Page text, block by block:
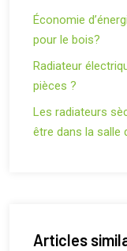
Économie
pour le bois?
Radiateur
pièces ?
Les radiateurs
être dans la salle
Articles